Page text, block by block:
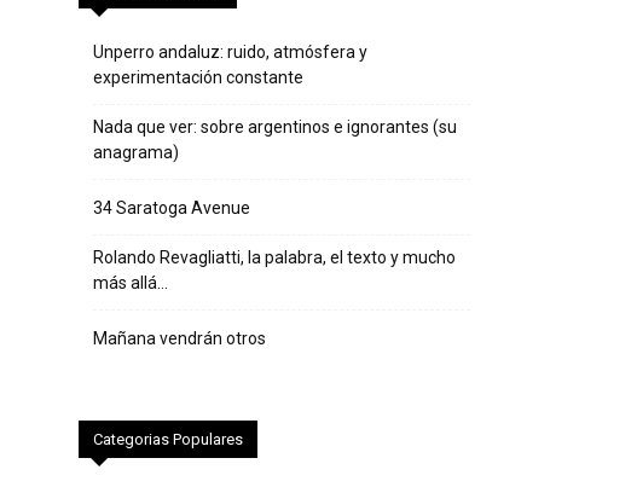
Unperro andaluz: ruido, atmósfera y
experimentación constante
Nada que ver: sobre argentinos e ignorantes (su
anagrama)
34 Saratoga Avenue
Rolando Revagliatti, la palabra, el texto y mucho
más allá…
Mañana vendrán otros
Categorias Populares